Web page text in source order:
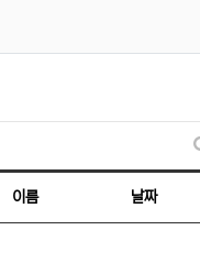
이름 날짜